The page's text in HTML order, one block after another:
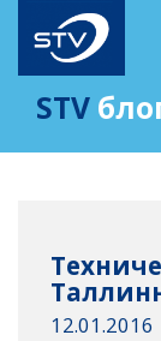
STV
12.01.2016